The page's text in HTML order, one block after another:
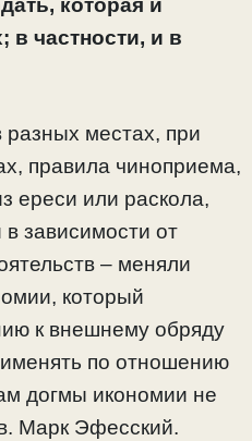
в частности, и в
местах, при
правила чиноприема,
ереси или раскола,
зависимости от
– меняли
который
к внешнему обряду
по отношению
догмы икономии не
Марк Эфесский.